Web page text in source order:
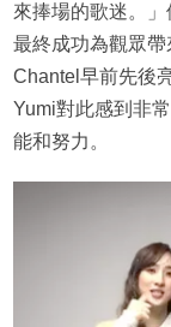
來捧場的歌迷。
最終成功為觀眾
Chantel早前先後
Yumi對此感到非
能和努力。